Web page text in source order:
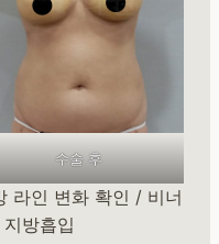
수술 후
라인 변화 확인 / 비너
방흡입